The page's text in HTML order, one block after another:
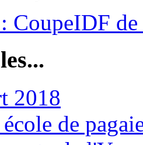
CoupeIDF
2018
de